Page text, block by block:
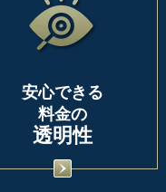
安心できる
料金の
透明性